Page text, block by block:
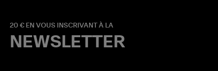
20 € EN VOUS INSCRIVANT À LA
NEWSLETTER